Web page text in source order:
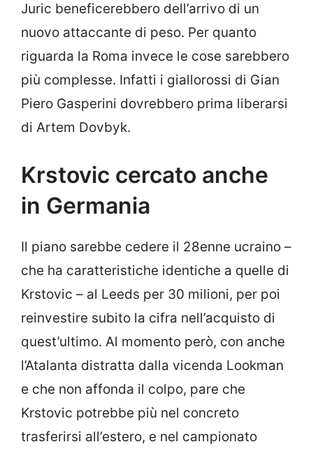
Juric beneficerebbero dell’arrivo di un
nuovo attaccante di peso. Per quanto
riguarda la Roma invece le cose sarebbero
più complesse. Infatti i giallorossi di Gian
Piero Gasperini dovrebbero prima liberarsi
di Artem Dovbyk.
Krstovic cercato anche
in Germania
Il piano sarebbe cedere il 28enne ucraino –
che ha caratteristiche identiche a quelle di
Krstovic – al Leeds per 30 milioni, per poi
reinvestire subito la cifra nell’acquisto di
quest’ultimo. Al momento però, con anche
l’Atalanta distratta dalla vicenda Lookman
e che non affonda il colpo, pare che
Krstovic potrebbe più nel concreto
trasferirsi all’estero, e nel campionato